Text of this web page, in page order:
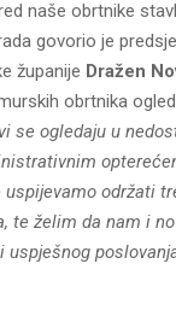
naše obrtnike
govorio je
županije Dražen
obrtnika
se ogledaju u
održati
te želim da nam i